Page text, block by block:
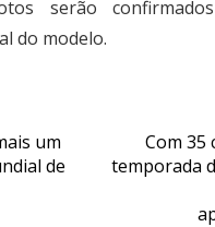
serão
do modelo.
um
de
Com 35
temporada